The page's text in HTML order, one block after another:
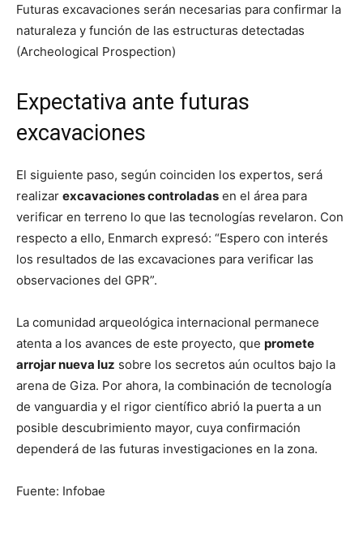
Futuras excavaciones serán necesarias para confirmar la
naturaleza y función de las estructuras detectadas
(Archeological Prospection)
Expectativa ante futuras
excavaciones
El siguiente paso, según coinciden los expertos, será
realizar excavaciones controladas en el área para
verificar en terreno lo que las tecnologías revelaron. Con
respecto a ello, Enmarch expresó: “Espero con interés
los resultados de las excavaciones para verificar las
observaciones del GPR”.
La comunidad arqueológica internacional permanece
atenta a los avances de este proyecto, que promete
arrojar nueva luz sobre los secretos aún ocultos bajo la
arena de Giza. Por ahora, la combinación de tecnología
de vanguardia y el rigor científico abrió la puerta a un
posible descubrimiento mayor, cuya confirmación
dependerá de las futuras investigaciones en la zona.
Fuente: Infobae